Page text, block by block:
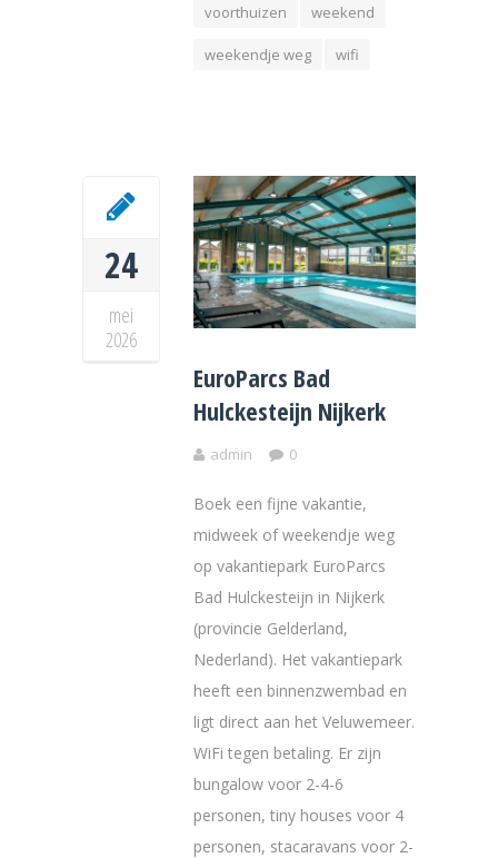
voorthuizen weekend
weekendje weg wifi
24
mei
2026
EuroParcs Bad
Hulckesteijn Nijkerk
admin 0
Boek een fijne vakantie,
midweek of weekendje weg
op vakantiepark EuroParcs
Bad Hulckesteijn in Nijkerk
(provincie Gelderland,
Nederland). Het vakantiepark
heeft een binnenzwembad en
ligt direct aan het Veluwemeer.
WiFi tegen betaling. Er zijn
bungalow voor 2-4-6
personen, tiny houses voor 4
personen, stacaravans voor 2-